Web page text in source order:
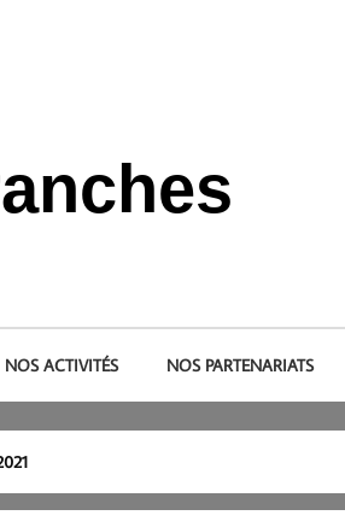
NOS ACTIVITÉS NOS PARTENARIATS